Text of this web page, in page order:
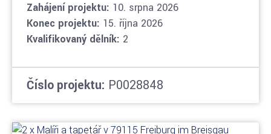
Zahájení projektu: 10. srpna 2026
Konec projektu: 15. října 2026
Kvalifikovaný dělník: 2
Číslo projektu: P0028848